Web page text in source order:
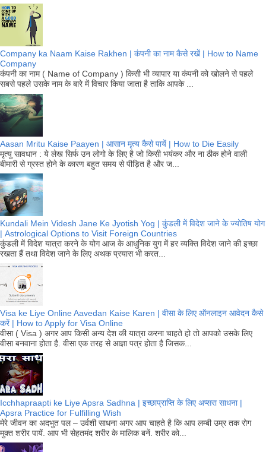
Company ka Naam Kaise Rakhen | कंपनी का नाम कैसे रखें | How to Name
Company
कंपनी का नाम ( Name of Company ) किसी भी व्यापार या कंपनी को खोलने से पहले
सबसे पहले उसके नाम के बारे में विचार किया जाता है ताकि आपके ...
Aasan Mritu Kaise Paayen | आसान मृत्य कैसे पायें | How to Die Easily
मृत्यु सावधान : ये लेख सिर्फ उन लोगो के लिए है जो किसी भयंकर और ना ठीक होने वाली
बीमारी से ग्रस्त होने के कारण बहुत समय से पीड़ित है और ज...
Kundali Mein Videsh Jane Ke Jyotish Yog | कुंडली में विदेश जाने के ज्योतिष योग
| Astrological Options to Visit Foreign Countries
कुंडली में विदेश यात्रा करने के योग आज के आधुनिक युग में हर व्यक्ति विदेश जाने की इच्छा
रखता हैं तथा विदेश जाने के लिए अथक प्रयास भी करत...
Visa ke Liye Online Aavedan Kaise Karen | वीसा के लिए ऑनलाइन आवेदन कैसे
करें | How to Apply for Visa Online
वीसा ( Visa ) अगर आप किसी अन्य देश की यात्रा करना चाहते हो तो आपको उसके लिए
वीसा बनवाना होता है. वीसा एक तरह से आज्ञा पत्र होता है जिसक...
Icchhapraapti ke Liye Apsra Sadhna | इच्छाप्राप्ति के लिए अप्सरा साधना |
Apsra Practice for Fulfilling Wish
मेरे जीवन का अदभुत पल – उर्वशी साधना अगर आप चाहते है कि आप लम्बी उम्र तक रोग
मुक्त शरीर पायें. आप भी सेहतमंद शरीर के मालिक बनें. शरीर को...